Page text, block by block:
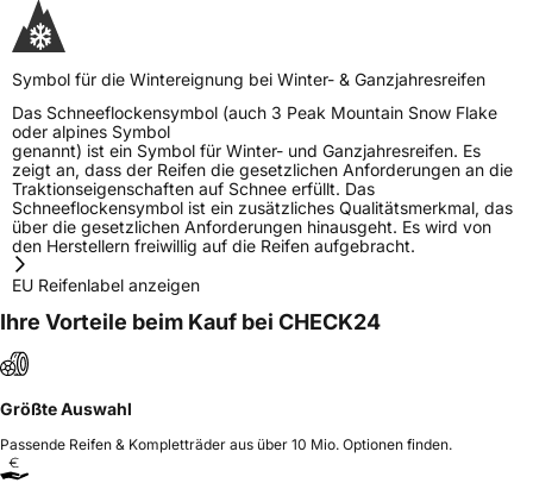
Symbol für die Wintereignung bei Winter- & Ganzjahresreifen
Das Schneeflockensymbol (auch 3 Peak Mountain Snow Flake
oder alpines Symbol
genannt) ist ein Symbol für Winter- und Ganzjahresreifen. Es
zeigt an, dass der Reifen die gesetzlichen Anforderungen an die
Traktionseigenschaften auf Schnee erfüllt. Das
Schneeflockensymbol ist ein zusätzliches Qualitätsmerkmal, das
über die gesetzlichen Anforderungen hinausgeht. Es wird von
den Herstellern freiwillig auf die Reifen aufgebracht.
EU Reifenlabel anzeigen
Ihre Vorteile beim Kauf bei CHECK24
Größte Auswahl
Passende Reifen & Kompletträder aus über 10 Mio. Optionen finden.